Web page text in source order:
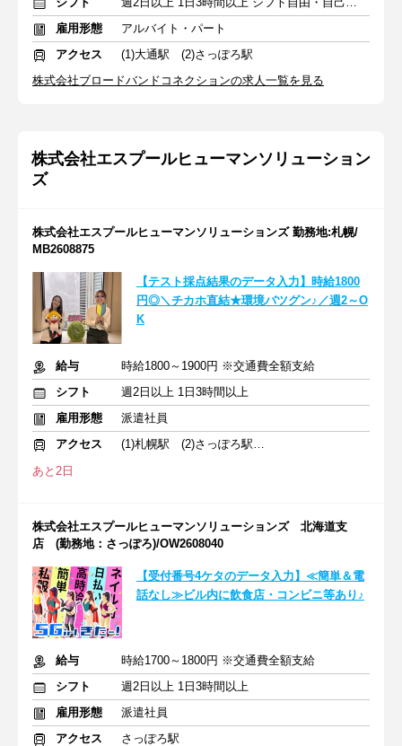
雇用形態
アルバイト・パート
アクセス
(1)大通駅 (2)さっぽろ駅
株式会社ブロードバンドコネクションの求人一覧を見る
株式会社エスプールヒューマンソリューション
ズ
株式会社エスプールヒューマンソリューションズ 勤務地:札幌/
MB2608875
【テスト採点結果のデータ入力】時給1800
円◎＼チカホ直結★環境バツグン♪／週2～O
K
給与
時給1800～1900円 ※交通費全額支給
シフト
週2日以上 1日3時間以上
雇用形態
派遣社員
アクセス
(1)札幌駅 (2)さっぽろ駅 (3)大通駅
あと2日
株式会社エスプールヒューマンソリューションズ 北海道支
店 (勤務地：さっぽろ)/OW2608040
【受付番号4ケタのデータ入力】≪簡単＆電
話なし≫ビル内に飲食店・コンビニ等あり♪
給与
時給1700～1800円 ※交通費全額支給
シフト
週2日以上 1日3時間以上
雇用形態
派遣社員
アクセス
さっぽろ駅